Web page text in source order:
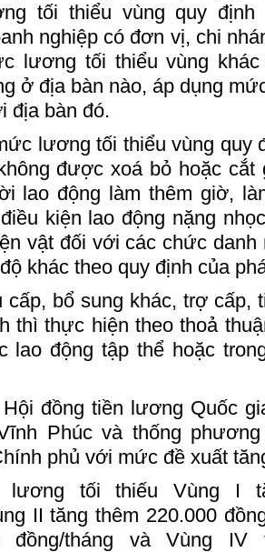
tối thiểu vùng quy
nghiệp có đơn vị, chi
lương tối thiểu vùng
ở địa bàn nào, áp dụng
địa bàn đó.
lương tối thiểu vùng quy
được xoá bỏ hoặc cắt
lao động làm thêm giờ,
kiện lao động nặng
vật đối với các chức danh
khác theo quy định của
cấp, bổ sung khác, trợ cấp,
thì thực hiện theo thoả
lao động tập thể hoặc
đồng tiền lương Quốc
Phúc và thống
phủ với mức đề xuất
tối thiếu Vùng I
II tăng thêm 220.000
đồng/tháng và Vùng IV